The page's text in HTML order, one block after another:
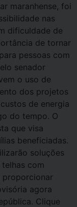
maranhense, foi
nas
dificuldade de
de tornar
pessoas com
senador
o uso de
dos projetos
de energia
do tempo. O
que visa
beneficiadas.
soluções
com
proporcionar
agora
Clique